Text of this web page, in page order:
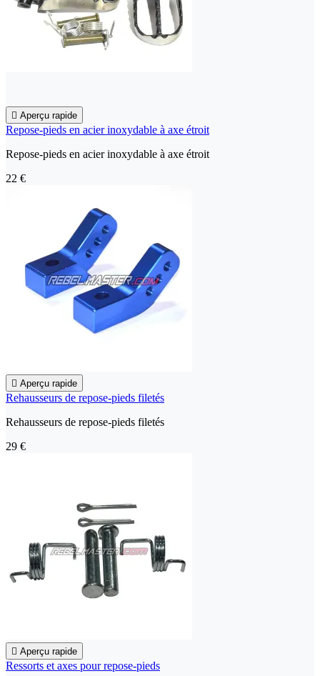
 Aperçu rapide
Repose-pieds en acier inoxydable à axe étroit
Repose-pieds en acier inoxydable à axe étroit
22 €
 Aperçu rapide
Rehausseurs de repose-pieds filetés
Rehausseurs de repose-pieds filetés
29 €
 Aperçu rapide
Ressorts et axes pour repose-pieds